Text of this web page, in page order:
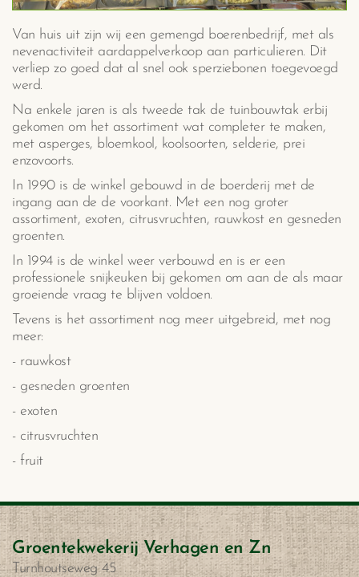
Van huis uit zijn wij een gemengd boerenbedrijf, met als
nevenactiviteit aardappelverkoop aan particulieren. Dit
verliep zo goed dat al snel ook sperziebonen toegevoegd
werd.
Na enkele jaren is als tweede tak de tuinbouwtak erbij
gekomen om het assortiment wat completer te maken,
met asperges, bloemkool, koolsoorten, selderie, prei
enzovoorts.
In 1990 is de winkel gebouwd in de boerderij met de
ingang aan de de voorkant. Met een nog groter
assortiment, exoten, citrusvruchten, rauwkost en gesneden
groenten.
In 1994 is de winkel weer verbouwd en is er een
professionele snijkeuken bij gekomen om aan de als maar
groeiende vraag te blijven voldoen.
Tevens is het assortiment nog meer uitgebreid, met nog
meer:
- rauwkost
- gesneden groenten
- exoten
- citrusvruchten
- fruit
Groentekwekerij Verhagen en Zn
Turnhoutseweg 45